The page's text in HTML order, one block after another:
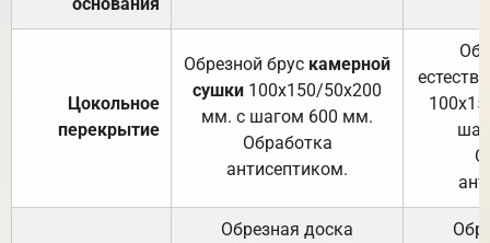
Цокольное
перекрытие
Обрезной брус камерной
сушки 100х150/50х200
мм. с шагом 600 мм.
Обработка
антисептиком.
Обрезная доска